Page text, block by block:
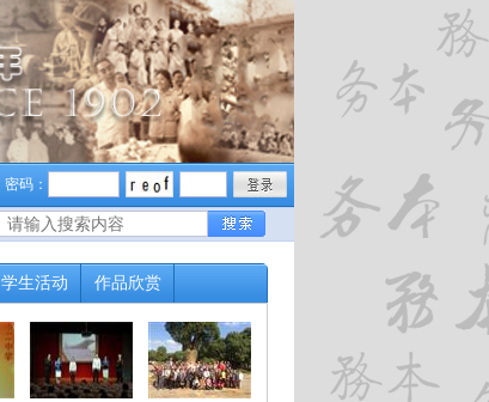
密码：
学生活动 作品欣赏